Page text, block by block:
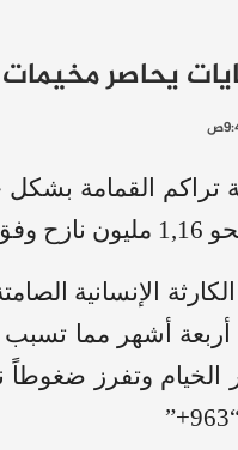
يحاصر
تراكم القمامة
اللاجئين
الإنسانية
أربعة أشهر مما تسبب
الخيام وتفرز